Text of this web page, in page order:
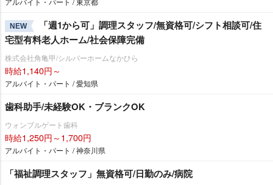
NEW
「週1から可」調理スタッフ/無資格可/シフト相談可/住
宅型有料老人ホーム/社会保障完備
株式会社角亀甲/シルバーホームなかひら
時給1,140円～
アルバイト・パート / 愛知県
歯科助手/未経験OK・ブランクOK
ウォンブルゲート歯科
時給1,250円～1,700円
アルバイト・パート / 神奈川県
「福祉調理スタッフ」無資格可/日勤のみ/病院